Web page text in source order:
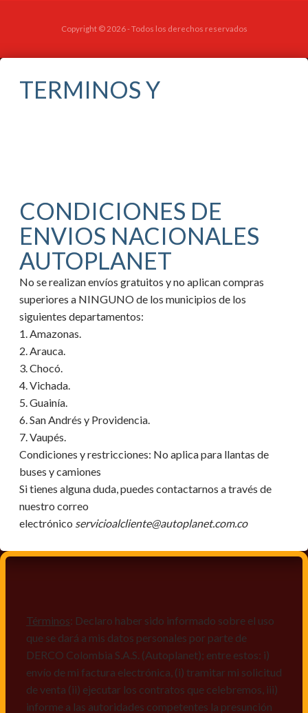
Copyright © 2026 - Todos los derechos reservados
TERMINOS Y
CONDICIONES DE
ENVIOS NACIONALES
AUTOPLANET
No se realizan envíos gratuitos y no aplican compras
superiores a NINGUNO de los municipios de los
siguientes departamentos:
1. Amazonas.
2. Arauca.
3. Chocó.
4. Vichada.
5. Guainía.
6. San Andrés y Providencia.
7. Vaupés.
Condiciones y restricciones: No aplica para llantas de
buses y camiones
Si tienes alguna duda, puedes contactarnos a través de
nuestro correo
electrónico servicioalcliente@autoplanet.com.co
Términos: Declaro haber sido informado sobre el uso
que se dará a mis datos personales por parte de
DERCO Colombia S.A.S. (Autoplanet); entre estos: i)
envío de mi factura electrónica, (i) tramitar mi solicitud
de venta (ii) ejecutar los contratos que celebremos, iii)
informe a las autoridades competentes la presunción